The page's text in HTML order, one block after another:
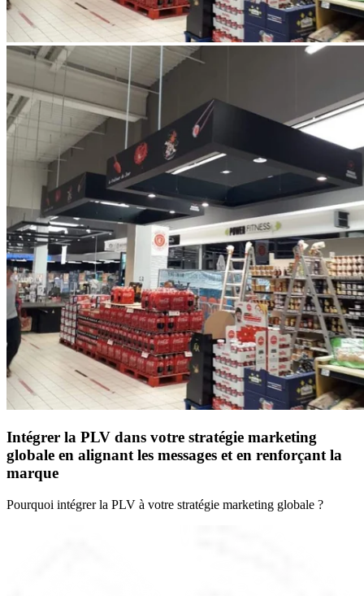
Intégrer la PLV dans votre stratégie marketing
globale en alignant les messages et en renforçant la
marque
Pourquoi intégrer la PLV à votre stratégie marketing globale ?